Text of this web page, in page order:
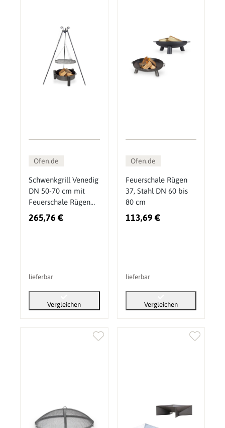
Ofen.de
Schwenkgrill Venedig
DN 50-70 cm mit
Feuerschale Rügen
33
265,76 €
lieferbar
Vergleichen
Ofen.de
Feuerschale Rügen
37, Stahl DN 60 bis
80 cm
113,69 €
lieferbar
Vergleichen